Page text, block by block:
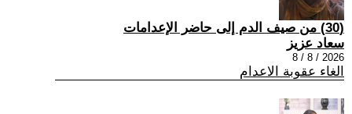
(30) من صيف الدم إلى حاضر الإعدامات
سعاد عزيز
2026 / 8 / 8
الغاء عقوبة الاعدام